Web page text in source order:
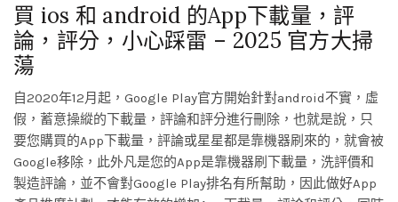
買 ios 和 android 的App下載量，評
論，評分，小心踩雷 – 2025 官方大掃
蕩
自2020年12月起，Google Play官方開始針對android不實，虛
假，蓄意操縱的下載量，評論和評分進行刪除，也就是說，只
要您購買的App下載量，評論或星星都是靠機器刷來的，就會被
Google移除，此外凡是您的App是靠機器刷下載量，洗評價和
製造評論，並不會對Google Play排名有所幫助，因此做好App